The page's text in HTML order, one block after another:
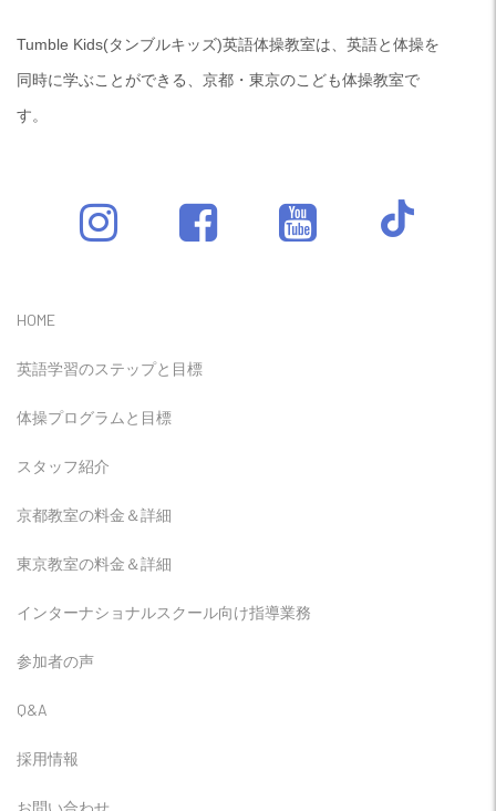
Tumble Kids(タンブルキッズ)英語体操教室は、英語と体操を
同時に学ぶことができる、京都・東京のこども体操教室で
す。
HOME
英語学習のステップと目標
体操プログラムと目標
スタッフ紹介
京都教室の料金＆詳細
東京教室の料金＆詳細
インターナショナルスクール向け指導業務
参加者の声
Q&A
採用情報
お問い合わせ